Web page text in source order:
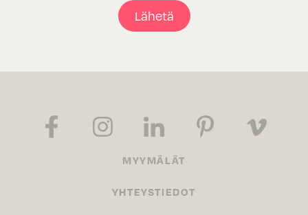
Lähetä
MYYMÄLÄT
YHTEYSTIEDOT